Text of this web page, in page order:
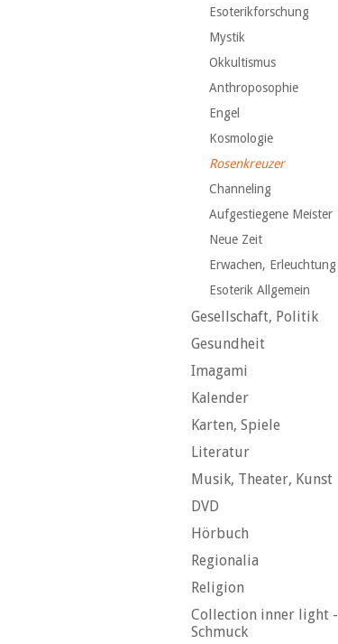
Esoterikforschung
Mystik
Okkultismus
Anthroposophie
Engel
Kosmologie
Rosenkreuzer
Channeling
Aufgestiegene Meister
Neue Zeit
Erwachen, Erleuchtung
Esoterik Allgemein
Gesellschaft, Politik
Gesundheit
Imagami
Kalender
Karten, Spiele
Literatur
Musik, Theater, Kunst
DVD
Hörbuch
Regionalia
Religion
Collection inner light -
Schmuck